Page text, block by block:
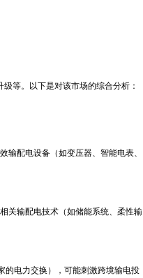
等。以下是对该市场的综合分析：
输配电设备（如变压器、智能电表、
关输配电技术（如储能系统、柔性输
的电力交换），可能刺激跨境输电投